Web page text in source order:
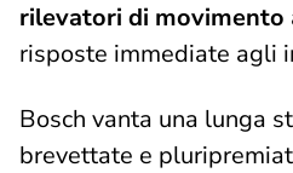
rilevatori di movimento
risposte immediate agli
Bosch vanta una lunga
brevettate e